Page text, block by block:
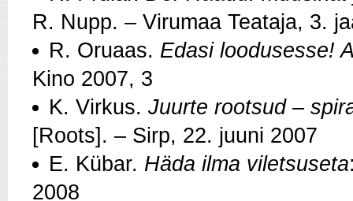
R. Nupp. – Virumaa Teataja, 3.
R. Oruaas. Edasi loodusesse!
Kino 2007, 3
K. Virkus. Juurte rootsud –
[Roots]. – Sirp, 22. juuni 2007
E. Kübar. Häda ilma viletsuseta
2008